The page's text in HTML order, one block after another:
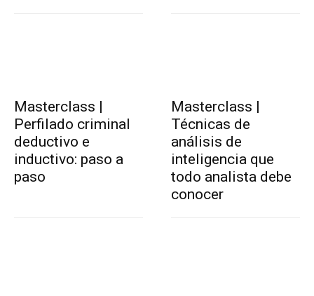
Masterclass |
Perfilado criminal
deductivo e
inductivo: paso a
paso
Masterclass |
Técnicas de
análisis de
inteligencia que
todo analista debe
conocer